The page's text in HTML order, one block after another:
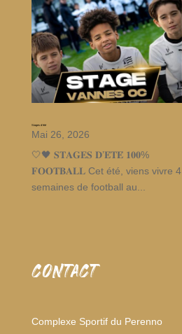
Stages d’été
Mai 26, 2026
🤍🖤 𝐒𝐓𝐀𝐆𝐄𝐒 𝐃’𝐄́𝐓𝐄́ 𝟏𝟎𝟎%
𝐅𝐎𝐎𝐓𝐁𝐀𝐋𝐋 Cet été, viens vivre 4
semaines de football au...
CONTACT
Complexe Sportif du Perenno